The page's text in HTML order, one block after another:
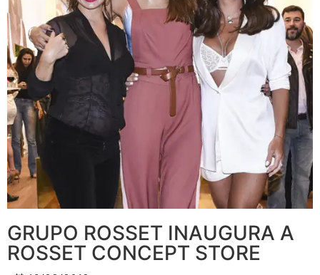
GRUPO ROSSET INAUGURA A
ROSSET CONCEPT STORE